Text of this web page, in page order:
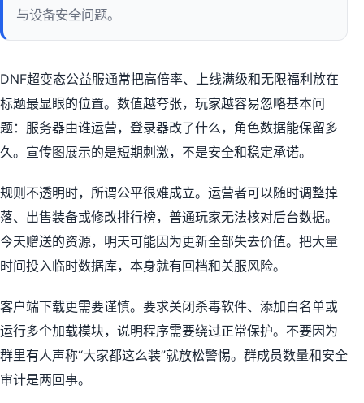
与设备安全问题。
DNF超变态公益服通常把高倍率、上线满级和无限福利放在
标题最显眼的位置。数值越夸张，玩家越容易忽略基本问
题：服务器由谁运营，登录器改了什么，角色数据能保留多
久。宣传图展示的是短期刺激，不是安全和稳定承诺。
规则不透明时，所谓公平很难成立。运营者可以随时调整掉
落、出售装备或修改排行榜，普通玩家无法核对后台数据。
今天赠送的资源，明天可能因为更新全部失去价值。把大量
时间投入临时数据库，本身就有回档和关服风险。
客户端下载更需要谨慎。要求关闭杀毒软件、添加白名单或
运行多个加载模块，说明程序需要绕过正常保护。不要因为
群里有人声称“大家都这么装”就放松警惕。群成员数量和安全
审计是两回事。